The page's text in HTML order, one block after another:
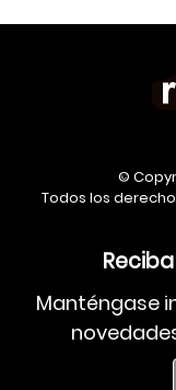
©
Todos los
Reciba
Manténgase